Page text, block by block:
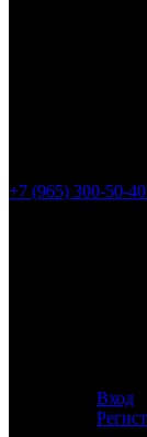
+7 (965) 300-50-40
Вход